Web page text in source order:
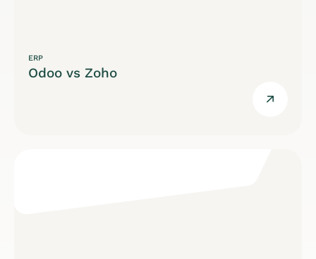
ERP
Odoo vs Zoho